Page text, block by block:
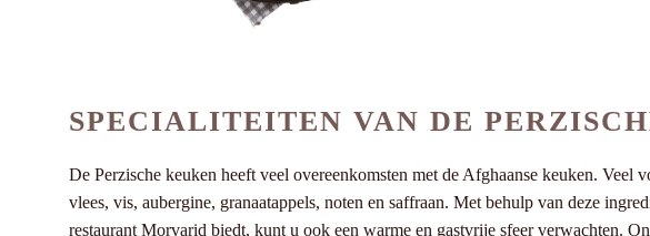
SPECIALITEITEN VAN DE
De Perzische keuken heeft veel overeenkomsten met de Afghaanse keuken.
vlees, vis, aubergine, granaatappels, noten en saffraan. Met behulp van deze
restaurant Morvarid biedt, kunt u ook een warme en gastvrije sfeer verwachten.